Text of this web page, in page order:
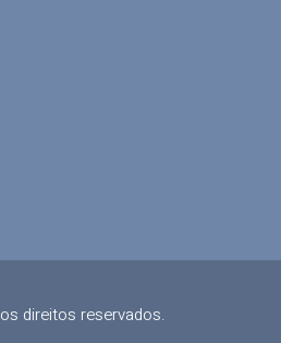
direitos reservados.